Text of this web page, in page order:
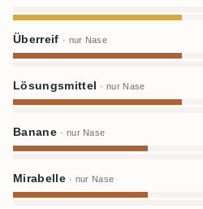
Überreif · nur Nase
Lösungsmittel · nur Nase
Banane · nur Nase
Mirabelle · nur Nase